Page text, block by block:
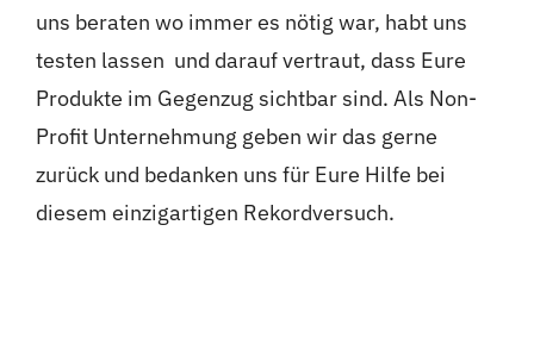
uns beraten wo immer es nötig war, habt uns
testen lassen und darauf vertraut, dass Eure
Produkte im Gegenzug sichtbar sind. Als Non-
Profit Unternehmung geben wir das gerne
zurück und bedanken uns für Eure Hilfe bei
diesem einzigartigen Rekordversuch.